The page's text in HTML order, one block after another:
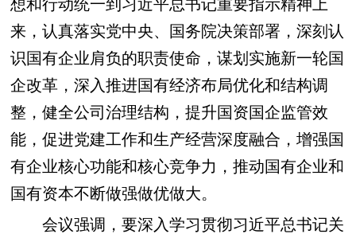
想和行动统一到习近平总书记重要指示精神上
来，认真落实党中央、国务院决策部署，深刻认
识国有企业肩负的职责使命，谋划实施新一轮国
企改革，深入推进国有经济布局优化和结构调
整，健全公司治理结构，提升国资国企监管效
能，促进党建工作和生产经营深度融合，增强国
有企业核心功能和核心竞争力，推动国有企业和
国有资本不断做强做优做大。
会议强调，要深入学习贯彻习近平总书记关